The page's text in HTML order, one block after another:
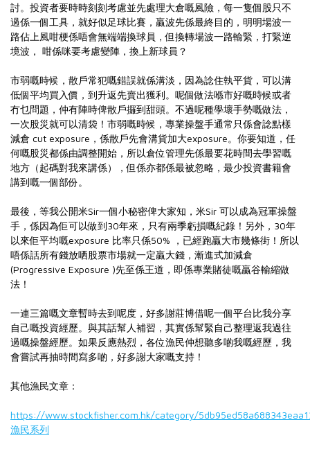
討。投資者要時時刻刻考慮並先處理大倉嘅風險，每一隻個股只不
過係一個工具，就好似足球比賽，贏波先係最終目的，明明場波一
路佔上風咁梗係唔會無端端換球員，但換轉場波一路輸緊，打緊逆
境波， 咁係咪要考慮變陣，換上新球員？
市弱嘅時候，散戶常犯嘅錯誤就係溝淡，因為諗住執平貨，可以溝
低個平均買入價，到升返先賣出獲利。呢個做法喺市好嘅時候或者
冇乜問題，仲有陣時俾散戶攞到甜頭。不過呢種學壞手勢嘅做法，
一次股災就可以清袋！市弱嘅時候，專業操盤手通常只係會諗點樣
減倉 cut exposure，係散戶先會溝貨加大exposure。你要知道，任
何嘅股災都係由調整開始，所以倉位管理先係最要花時間去學習嘅
地方（起碼對我來講係），但係亦都係最被忽略，最少投資書籍會
講到嘅一個部份。
最後，等我公開米Sir一個小秘密俾大家知，米Sir 可以成為冠軍操盤
手，係因為佢可以做到30年來，只有兩季虧損嘅紀錄！另外，30年
以來佢平均嘅exposure 比率只係50% ，已經跑贏大市幾條街！所以
唔係話所有錢放哂股票市場就一定贏大錢，漸進式加減倉
(Progressive Exposure )先至係王道，即係專業賭徒嘅贏谷輸縮做
法！
一連三篇嘅文章暫時去到呢度，好多謝莊博借呢一個平台比我分享
自己嘅投資經歷。與其話幫人補習，其實係幫緊自己整理返我過往
過嘅操盤經歷。如果反應熱烈，各位漁民仲想聽多啲我嘅經歷，我
會嘗試再抽時間寫多啲，好多謝大家嘅支持！
其他漁民文章：
https://www.stockfisher.com.hk/category/
漁民系列